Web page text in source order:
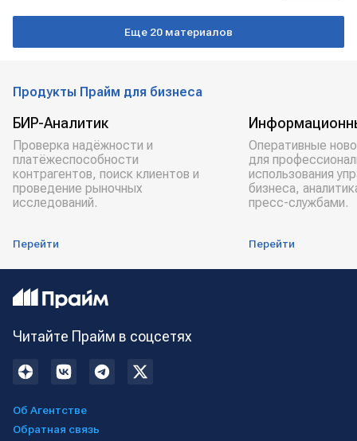
Сергей Лавров Киев Мировая экономика
Еще 20 материалов
Продукты Прайм для бизнеса
БИР-Аналитик
Проверка надёжности и
платёжеспособности
контрагентов, поиск клиентов и
проведение рыночных
исследований.
Перейти
Оперативные
для
использования
бизнеса,
пресс-службами.
Перейти
Читайте Прайм в соцсетях
Об Агентстве
Обратная связь